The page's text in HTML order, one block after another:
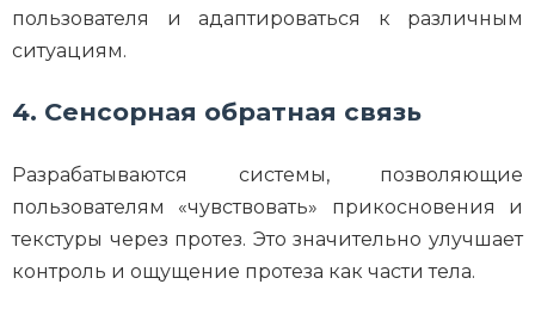
пользователя и адаптироваться к различным
ситуациям.
4. Сенсорная обратная связь
Разрабатываются системы, позволяющие
пользователям «чувствовать» прикосновения и
текстуры через протез. Это значительно улучшает
контроль и ощущение протеза как части тела.